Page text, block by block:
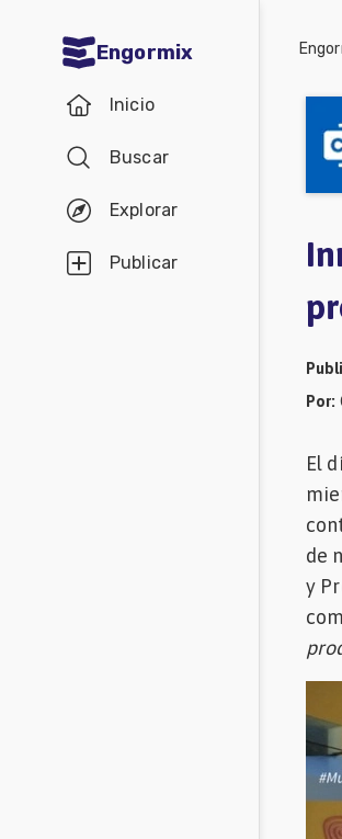
Engormix
Inicio
Buscar
Explorar
Publicar
Agricultura
Avicultura
Ganadería
Lechería
Mascotas
Por:
El
de
y